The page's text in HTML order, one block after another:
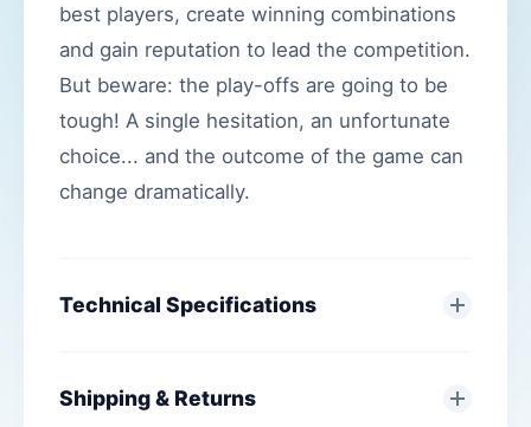
best players, create winning combinations
and gain reputation to lead the competition.
But beware: the play-offs are going to be
tough! A single hesitation, an unfortunate
choice... and the outcome of the game can
change dramatically.
Technical Specifications
Shipping & Returns